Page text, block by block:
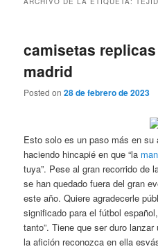
camisetas
madrid
Posted on28 de febrero de 2023
Esto solo es un paso más en
haciendo hincapié en que “la
tuya”. Pese al gran recorrido de
se han quedado fuera del gran
este año. Quiere agradecerle
significado para el fútbol
tanto”. Tiene que ser duro
la afición reconozca en ella